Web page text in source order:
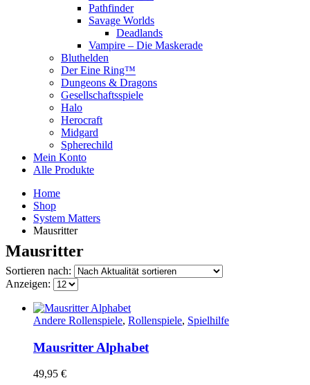
Pathfinder
Savage Worlds
Deadlands
Vampire – Die Maskerade
Bluthelden
Der Eine Ring™
Dungeons & Dragons
Gesellschaftsspiele
Halo
Herocraft
Midgard
Spherechild
Mein Konto
Alle Produkte
Home
Shop
System Matters
Mausritter
Mausritter
Sortieren nach:
Anzeigen:
Andere Rollenspiele, Rollenspiele, Spielhilfe
Mausritter Alphabet
49,95 €